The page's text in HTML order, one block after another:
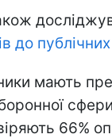
до
мають
66%